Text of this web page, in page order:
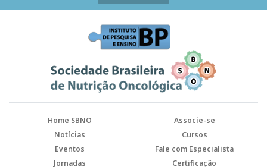
Home SBNO
Associe-se
Notícias
Cursos
Eventos
Fale com Especialista
Jornadas
Certificação